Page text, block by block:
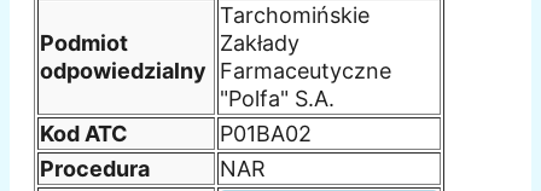
Podmiot
odpowiedzialny
Tarchomińskie
Zakłady
Farmaceutyczne
"Polfa" S.A.
Kod ATC
P01BA02
Procedura
NAR